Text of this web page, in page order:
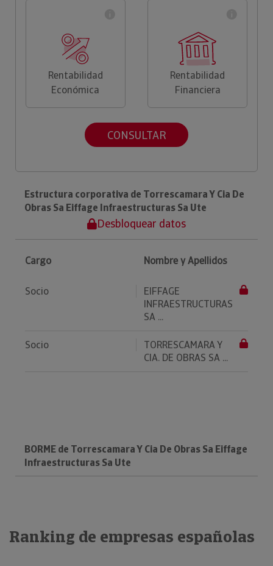
Rentabilidad
Económica
Rentabilidad
Financiera
CONSULTAR
Estructura corporativa de Torrescamara Y Cia De
Obras Sa Eiffage Infraestructuras Sa Ute
Desbloquear datos
Cargo Nombre y Apellidos
Socio
EIFFAGE
INFRAESTRUCTURAS
SA ...
Socio
TORRESCAMARA Y
CIA. DE OBRAS SA ...
BORME de Torrescamara Y Cia De Obras Sa Eiffage
Infraestructuras Sa Ute
Ranking de empresas españolas